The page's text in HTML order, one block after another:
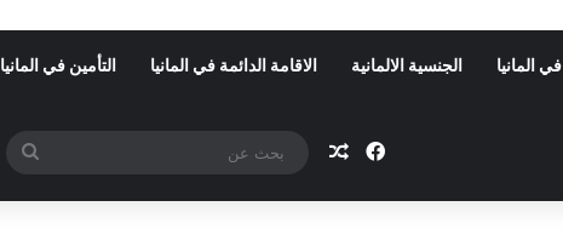
المانيا الجنسية الالمانية الاقامة الدائمة في المانيا التأمين في المانيا
فيسبوكمقال عشوائي